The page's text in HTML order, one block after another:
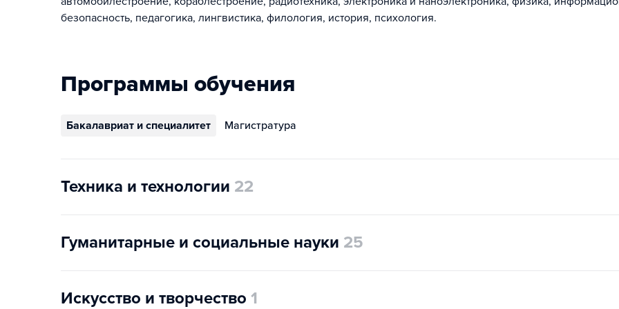
безопасность, педагогика, лингвистика, филология, история, психология.
Программы обучения
Бакалавриат и специалитет Магистратура
Техника и технологии 22
Гуманитарные и социальные науки 25
Искусство и творчество 1